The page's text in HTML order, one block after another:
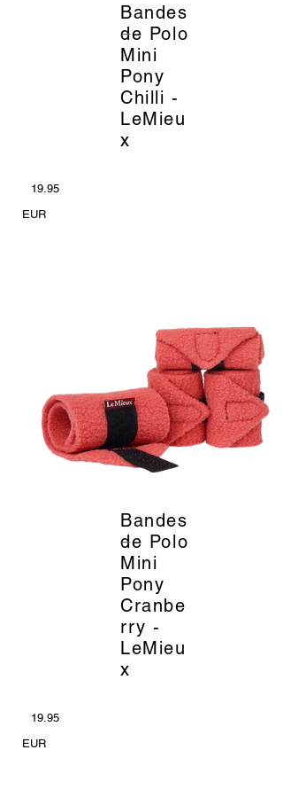
Bandes
de Polo
Mini
Pony
Chilli -
LeMieu
x
_
19.95
EUR
Bandes
de Polo
Mini
Pony
Cranbe
rry -
LeMieu
x
_
19.95
EUR